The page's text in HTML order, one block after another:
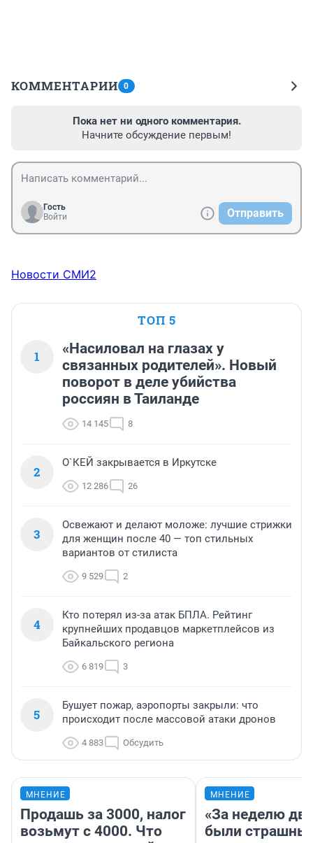
КОММЕНТАРИИ 0
Пока нет ни одного комментария.
Начните обсуждение первым!
Гость
Войти
Отправить
Новости СМИ2
ТОП 5
1
«Насиловал на глазах у
связанных родителей». Новый
поворот в деле убийства
россиян в Таиланде
14 145 8
2
О`КЕЙ закрывается в Иркутске
12 286 26
3
Освежают и делают моложе: лучшие стрижки
для женщин после 40 — топ стильных
вариантов от стилиста
9 529 2
4
Кто потерял из-за атак БПЛА. Рейтинг
крупнейших продавцов маркетплейсов из
Байкальского региона
6 819 3
5
Бушует пожар, аэропорты закрыли: что
происходит после массовой атаки дронов
4 883 Обсудить
МНЕНИЕ
Продашь за 3000, налог
возьмут с 4000. Что
МНЕНИЕ
«За неделю
были